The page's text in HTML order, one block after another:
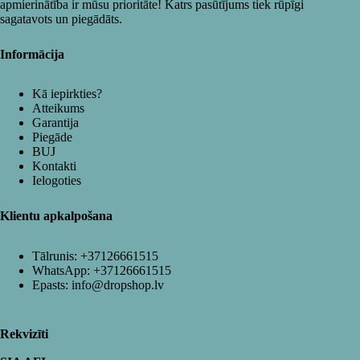
apmierinātība ir mūsu prioritāte! Katrs pasūtījums tiek rūpīgi
sagatavots un piegādāts.
Informācija
Kā iepirkties?
Atteikums
Garantija
Piegāde
BUJ
Kontakti
Ielogoties
Klientu apkalpošana
Tālrunis: +37126661515
WhatsApp: +37126661515
Epasts: info@dropshop.lv
Rekvizīti